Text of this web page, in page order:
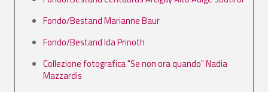
Fondo/Bestand Marianne Baur
Fondo/Bestand Ida Prinoth
Collezione fotografica "Se non ora quando" Nadia
Mazzardis